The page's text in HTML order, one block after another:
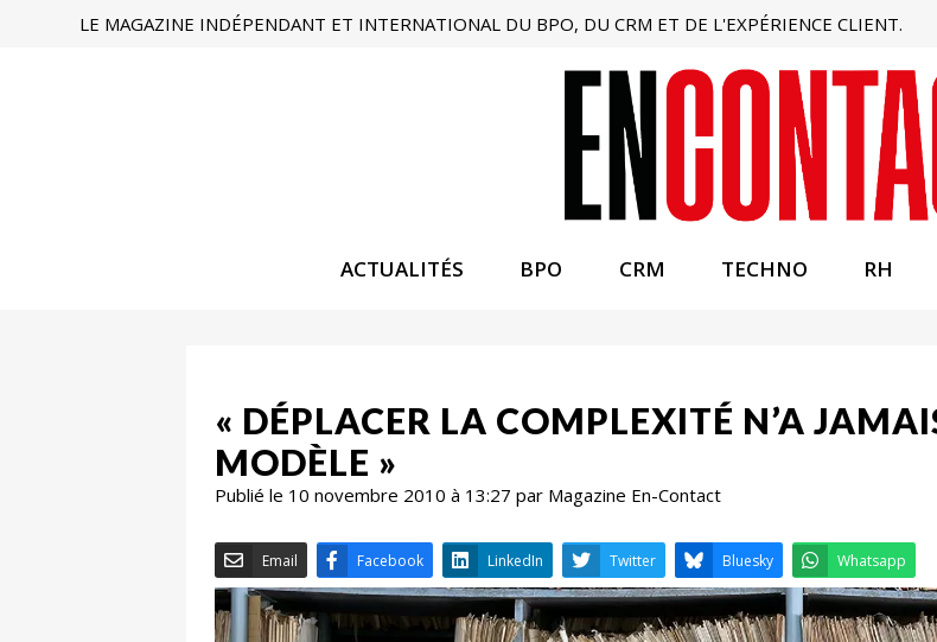
LE MAGAZINE INDÉPENDANT ET INTERNATIONAL DU BPO, DU CRM ET DE L'EXPÉRIENCE CLIENT.
ACTUALITÉS BPO CRM TECHNO RH
« DÉPLACER LA COMPLEXITÉ N’A
MODÈLE »
Publié le 10 novembre 2010 à 13:27 par Magazine En-Contact